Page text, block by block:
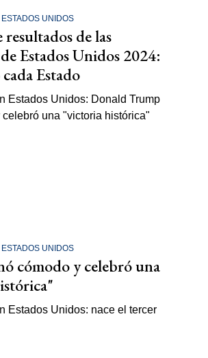
UNIDOS
resultados de las
Estados Unidos 2024:
Estado
UNIDOS
cómodo y celebró una